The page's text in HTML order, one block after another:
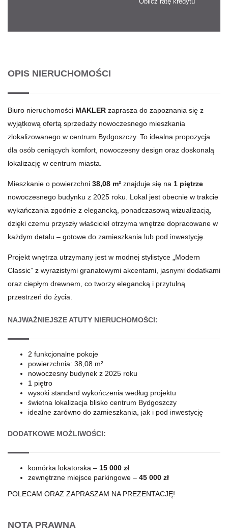
OPIS NIERUCHOMOŚCI
Biuro nieruchomości MAKLER zaprasza do zapoznania się z
wyjątkową ofertą sprzedaży nowoczesnego mieszkania
zlokalizowanego w centrum Bydgoszczy. To idealna propozycja
dla osób ceniących komfort, nowoczesny design oraz doskonałą
lokalizację w centrum miasta.
Mieszkanie o powierzchni 38,08 m² znajduje się na 1 piętrze
nowoczesnego budynku z 2025 roku. Lokal jest obecnie w trakcie
wykańczania zgodnie z elegancką, ponadczasową wizualizacją,
dzięki czemu przyszły właściciel otrzyma wnętrze dopracowane w
każdym detalu – gotowe do zamieszkania lub pod inwestycję.
Projekt wnętrza utrzymany jest w modnej stylistyce „Modern
Classic” z wyrazistymi granatowymi akcentami, jasnymi dodatkami
oraz ciepłym drewnem, co tworzy elegancką i przytulną
przestrzeń do życia.
NAJWAŻNIEJSZE ATUTY NIERUCHOMOŚCI:
2 funkcjonalne pokoje
powierzchnia: 38,08 m²
nowoczesny budynek z 2025 roku
1 piętro
wysoki standard wykończenia według projektu
świetna lokalizacja blisko centrum Bydgoszczy
idealne zarówno do zamieszkania, jak i pod inwestycję
DODATKOWE MOŻLIWOŚCI:
komórka lokatorska – 15 000 zł
zewnętrzne miejsce parkingowe – 45 000 zł
POLECAM ORAZ ZAPRASZAM NA PREZENTACJĘ!
NOTA PRAWNA